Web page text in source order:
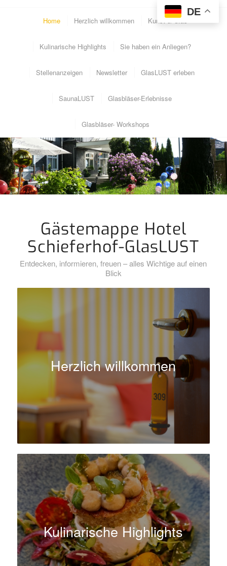
Home Herzlich willkommen Kunst & Glas
Kulinarische Highlights Sie haben ein Anliegen?
Stellenanzeigen Newsletter GlasLUST erleben
SaunaLUST Glasbläser-Erlebnisse
Glasbläser- Workshops
Gästemappe Hotel
Schieferhof-GlasLUST
Entdecken, informieren, freuen – alles Wichtige auf einen
Blick
Herzlich willkommen
Kulinarische Highlights
DE